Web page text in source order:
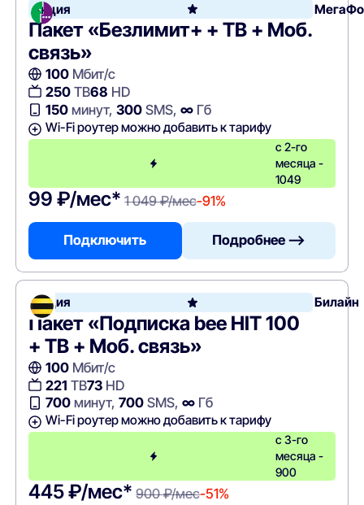
Акция
Пакет «Безлимит+ + ТВ + Моб.
связь»
100Мбит/с
250ТВ68 HD
150минут, 300SMS, ∞Гб
Wi-Fi роутер можно добавить к тарифу
с 2-го
месяца -
1049
99 ₽/мес* 1 049 ₽/мес-91%
Подключить Подробнее —>
Акция Билайн
Пакет «Подписка bee HIT 100
+ ТВ + Моб. связь»
100Мбит/с
221 ТВ73HD
700минут, 700SMS, ∞Гб
Wi-Fi роутер можно добавить к тарифу
с 3-го
месяца -
900
445 ₽/мес* 900 ₽/мес-51%